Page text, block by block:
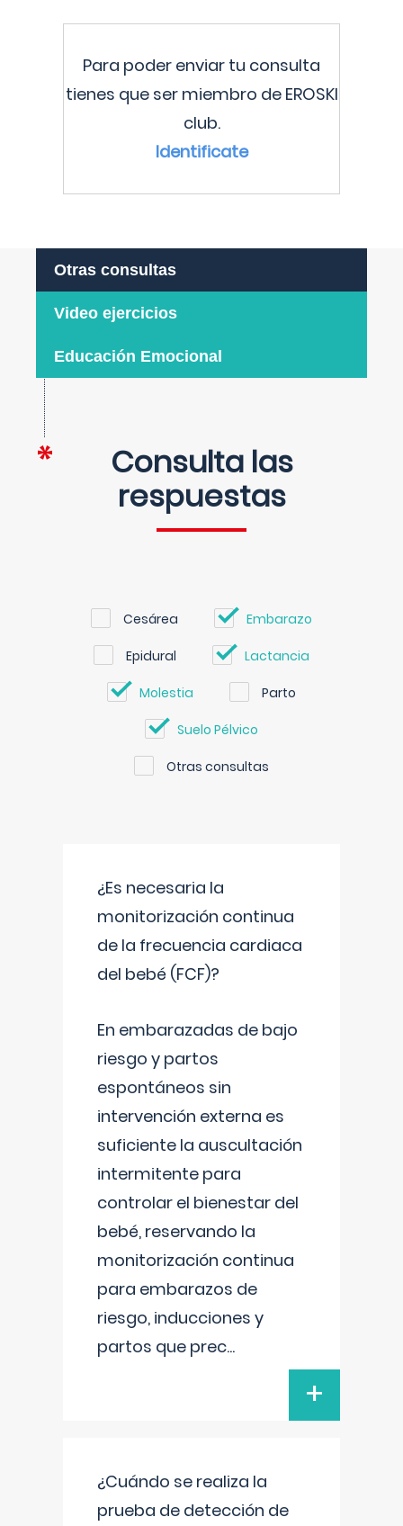
Para poder enviar tu consulta
tienes que ser miembro de EROSKI
club.
Identificate
Otras consultas
Video ejercicios
Educación Emocional
Consulta las
respuestas
Cesárea Embarazo
Epidural Lactancia
Molestia Parto
Suelo Pélvico
Otras consultas
¿Es necesaria la
monitorización continua
de la frecuencia cardiaca
del bebé (FCF)?
En embarazadas de bajo
riesgo y partos
espontáneos sin
intervención externa es
suficiente la auscultación
intermitente para
controlar el bienestar del
bebé, reservando la
monitorización continua
para embarazos de
riesgo, inducciones y
partos que prec...
+
¿Cuándo se realiza la
prueba de detección de